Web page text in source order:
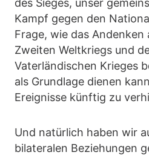
des Sieges, unser
Kampf gegen den
Frage, wie das Andenken
Zweiten Weltkriegs und
Vaterländischen Krieges
als Grundlage dienen
Ereignisse künftig zu
Und natürlich haben wir
bilateralen Beziehungen